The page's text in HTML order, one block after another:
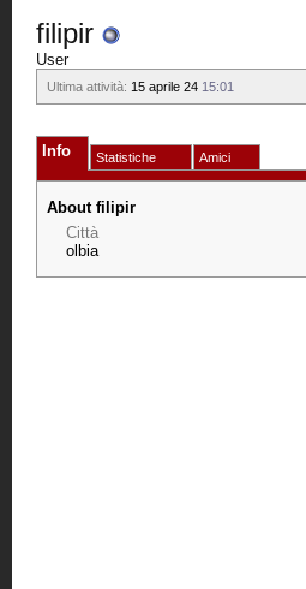
filipir
User
Ultima attività: 15 aprile 24 15:01
Info Statistiche Amici
About filipir
Città
olbia